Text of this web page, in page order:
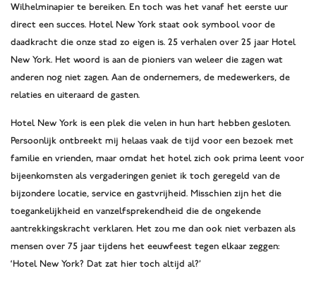
Wilhelminapier te bereiken. En toch was het vanaf het eerste uur
direct een succes. Hotel New York staat ook symbool voor de
daadkracht die onze stad zo eigen is. 25 verhalen over 25 jaar Hotel
New York. Het woord is aan de pioniers van weleer die zagen wat
anderen nog niet zagen. Aan de ondernemers, de medewerkers, de
relaties en uiteraard de gasten.
Hotel New York is een plek die velen in hun hart hebben gesloten.
Persoonlijk ontbreekt mij helaas vaak de tijd voor een bezoek met
familie en vrienden, maar omdat het hotel zich ook prima leent voor
bijeenkomsten als vergaderingen geniet ik toch geregeld van de
bijzondere locatie, service en gastvrijheid. Misschien zijn het die
toegankelijkheid en vanzelfsprekendheid die de ongekende
aantrekkingskracht verklaren. Het zou me dan ook niet verbazen als
mensen over 75 jaar tijdens het eeuwfeest tegen elkaar zeggen:
‘Hotel New York? Dat zat hier toch altijd al?’